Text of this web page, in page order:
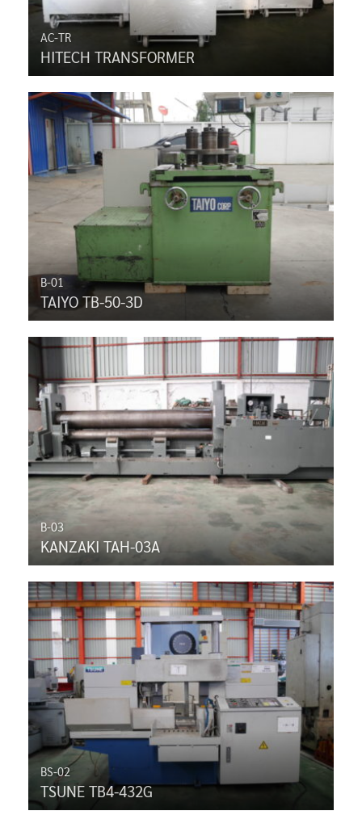
AC-TR
HITECH TRANSFORMER
B-01
TAIYO TB-50-3D
B-03
KANZAKI TAH-03A
BS-02
TSUNE TB4-432G